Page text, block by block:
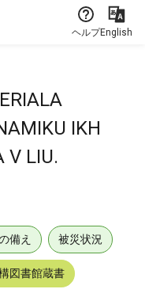
ヘルプEnglish
IKH
V LIU.
備え 被災状況
図書館蔵書